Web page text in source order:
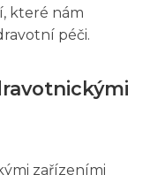
které nám
péči.
zařízeními